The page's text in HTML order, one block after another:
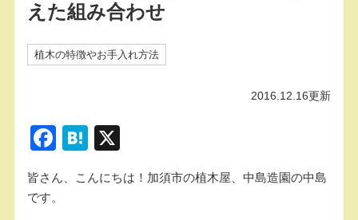
えた組み合わせ
植木の特徴やお手入れ方法
2016.12.16更新
F
c
H
e
皆さん、こんにちは！加須市の植木屋、中島造園の中島
です。